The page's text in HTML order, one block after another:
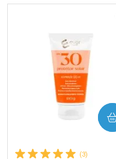
(3)
COMPRAR